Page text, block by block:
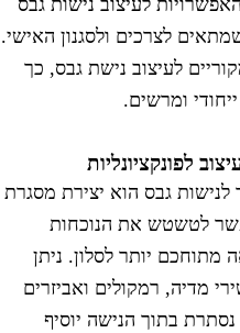
לצרכים ולסגנון האישי.
לעיצוב נישת גבס, כך
ומרשים.
לפונקציונליות
גבס הוא יצירת מסגרת
לטשטש את הנוכחות
יותר לסלון. ניתן
מדיה, רמקולים ואביזרים
בתוך הנישה יוסיף